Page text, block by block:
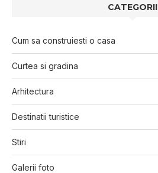
CATEGORII
Cum sa construiesti o casa
Curtea si gradina
Arhitectura
Destinatii turistice
Stiri
Galerii foto